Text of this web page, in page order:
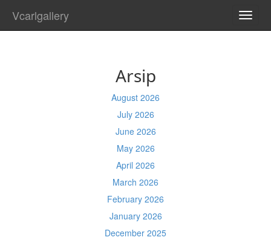
Vcarlgallery
Arsip
August 2026
July 2026
June 2026
May 2026
April 2026
March 2026
February 2026
January 2026
December 2025